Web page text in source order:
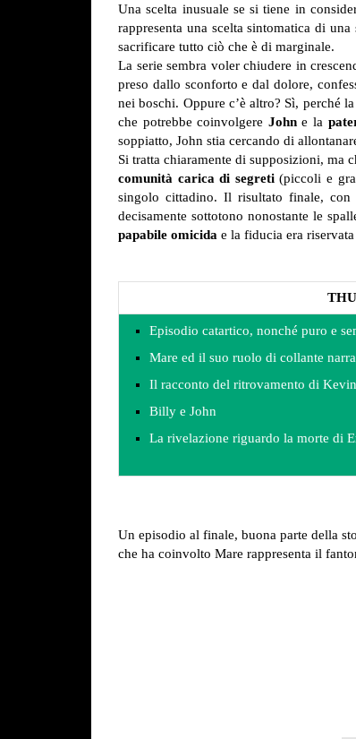
Una scelta inusuale se si tiene in
rappresenta una scelta sintomatica di una
sacrificare tutto ciò che è di marginale.
La serie sembra voler chiudere in
preso dallo sconforto e dal dolore,
nei boschi. Oppure c’è altro? Sì, perché
che potrebbe coinvolgere Johne la
soppiatto, John stia cercando di
Si tratta chiaramente di supposizioni, ma
comunità carica di segreti(piccoli e
singolo cittadino. Il risultato finale,
decisamente sottotono nonostante le
papabile omicida e la fiducia era
Episodio catartico, nonché puro e
Mare ed il suo ruolo di collante
Il racconto del ritrovamento di Kevin
Billy e John
La rivelazione riguardo la morte di
Un episodio al finale, buona parte della
che ha coinvolto Mare rappresenta il